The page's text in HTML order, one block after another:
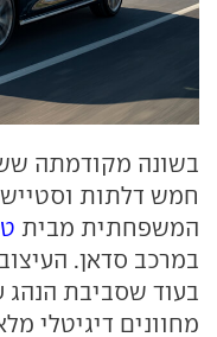
בשונה מקודמתה
חמש דלתות
המשפחתית מבית
במרכב סדאן.
בעוד שסביבת